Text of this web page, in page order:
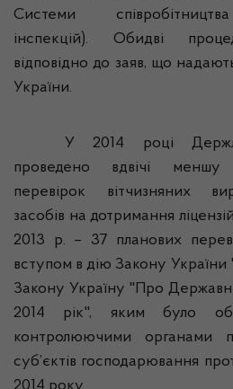
Системи
інспекцій). Обидві
відповідно до заяв, що
України.
У 2014 році
проведено вдвічі меншу
перевірок вітчизняних
засобів на дотримання
2013 р. – 37 планових
вступом в дію Закону України
Закону Україну "Про
2014 рік", яким було
контролюючими органами
суб’єктів господарювання